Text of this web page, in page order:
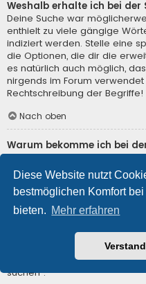
Diese Website nutzt
bestmöglichen Komfort
bieten. Mehr erfahren
Weshalb erhalte ich bei der
Deine Suche war
enthielt zu viele gängige
indiziert werden. Stelle eine
die Optionen, die dir die
es natürlich auch möglich,
nirgends im Forum
Rechtschreibung der Begriffe!
Nach oben
Warum bekomme ich bei
Deine Suche lieferte zu viele
Webserver sie nicht
und gib spezifischere
Suche auf verschiedene
Nach oben
Wie kann ich nach
Gehe zur Mitgliederliste und
suchen“.